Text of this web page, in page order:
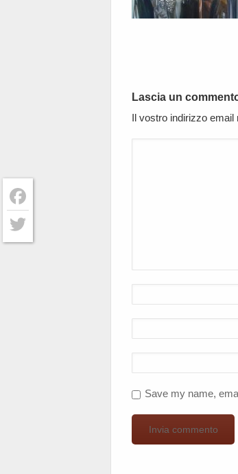
Lascia un
Il vostro indirizzo
Save my name,
Facebook
Twitter